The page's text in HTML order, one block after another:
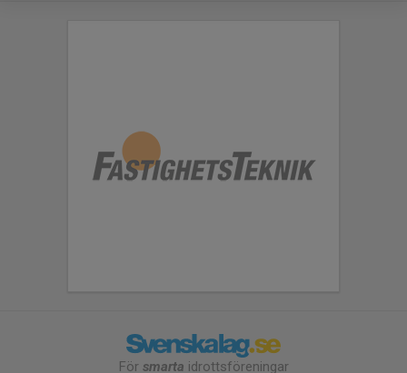
För smarta idrottsföreningar